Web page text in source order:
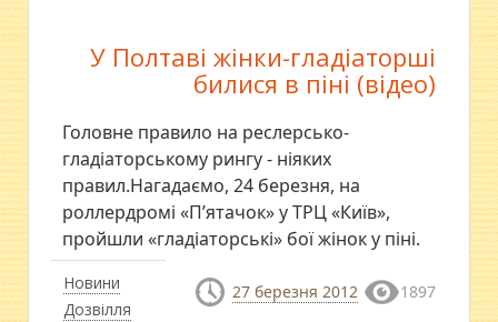
Новини
Дозвілля
У Полтаві жінки-гладіаторші
билися в піні (відео)
Головне правило на реслерсько-
гладіаторському рингу - ніяких
правил.Нагадаємо, 24 березня, на
роллердромі «П’ятачок» у ТРЦ «Київ»,
пройшли «гладіаторські» бої жінок у піні.
27 березня 2012 1897